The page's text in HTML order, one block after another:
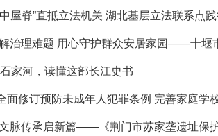
屋脊”直抵立法机关 湖北基层立法联系点
治理难题 用心守护群众安居家园——十堰
家河，读懂这部长江史书
面修订预防未成年人犯罪条例 完善家庭学
脉传承启新篇——《荆门市苏家垄遗址保